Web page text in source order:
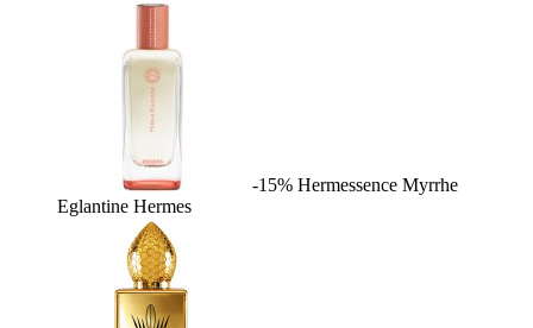
-15% Hermessence Myrrhe
Eglantine Hermes